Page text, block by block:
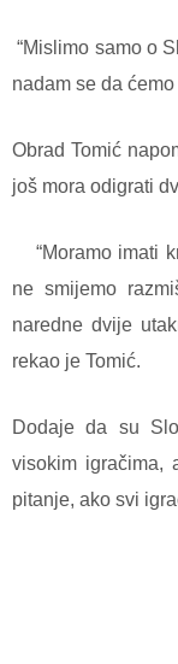
“Mislimo samo o
nadam se da
Obrad Tomić
još mora odigrati
“Moramo imati
ne smijemo
naredne dvije
rekao je Tomić.
Dodaje da su
visokim igračima,
pitanje, ako svi